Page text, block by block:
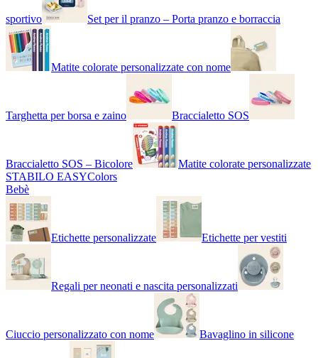
sportivo Set per il pranzo – Porta pranzo e borraccia
Matite colorate personalizzate con nome
Targhetta per borsa e zaino Braccialetto SOS
Braccialetto SOS – Bicolore
Matite colorate personalizzate
STABILO EASYColors
Bebè
Etichette personalizzate Etichette per vestiti
Regali per neonati e nascita personalizzati
Ciuccio personalizzato con nome Bavaglino in silicone